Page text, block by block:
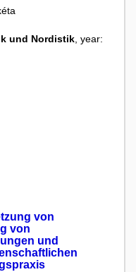
und Nordistik , year:
von
von
und